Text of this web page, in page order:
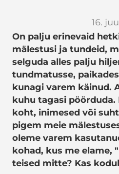
16.
On palju erinevaid
mälestusi ja tundeid,
selguda alles palju
tundmatusse,
kunagi varem käinud.
kuhu tagasi pöörduda.
koht, inimesed või
pigem meie
oleme varem
kohad, kus me elame,
teised mitte? Kas